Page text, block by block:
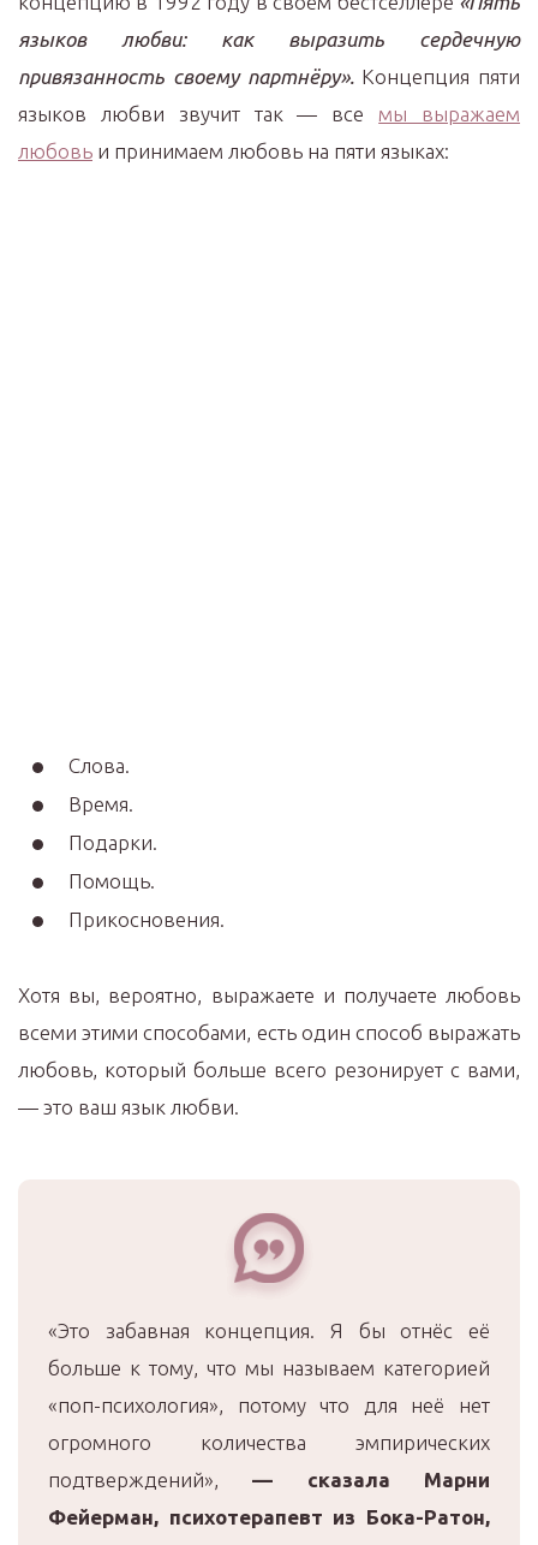
языков любви: как выразить сердечную
привязанность своему партнёру».Концепция пяти
языков любви звучит так — все мы выражаем
любовь и принимаем любовь на пяти языках:
Слова.
Время.
Подарки.
Помощь.
Прикосновения.
Хотя вы, вероятно, выражаете и получаете любовь
всеми этими способами, есть один способ выражать
любовь, который больше всего резонирует с вами,
— это ваш язык любви.
«Это забавная концепция. Я бы отнёс её
больше к тому, что мы называем категорией
«поп-психология», потому что для неё нет
огромного количества эмпирических
подтверждений»,— сказала Марни
Фейерман, психотерапевт из Бока-Ратон,